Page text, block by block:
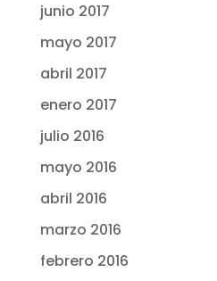
junio 2017
mayo 2017
abril 2017
enero 2017
julio 2016
mayo 2016
abril 2016
marzo 2016
febrero 2016